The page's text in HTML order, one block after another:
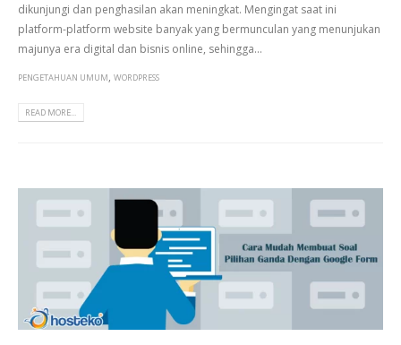
dikunjungi dan penghasilan akan meningkat. Mengingat saat ini
platform-platform website banyak yang bermunculan yang menunjukan
majunya era digital dan bisnis online, sehingga...
PENGETAHUAN UMUM WORDPRESS
READ MORE...